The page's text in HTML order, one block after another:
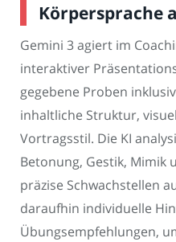
Körpersprache
Gemini 3 agiert im
interaktiver
gegebene Proben
inhaltliche Struktur,
Vortragsstil. Die KI
Betonung, Gestik, Mimik
präzise Schwachstellen
daraufhin individuelle
Übungsempfehlungen,